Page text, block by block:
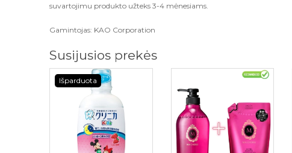
suvartojimu produkto užteks 3-4 mėnesiams.
Gamintojas: KAO Corporation
Susijusios prekės
Išparduota